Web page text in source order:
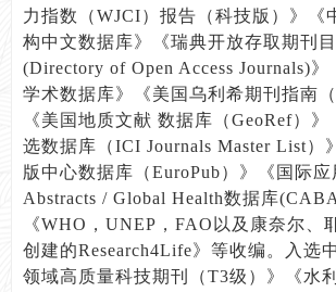
力指数（WJCI）报告（科技版）》《
构中文数据库》《瑞典开放存取期刊
(Directory of Open Access Journals)》
学术数据库》《美国乌利希期刊指南
《美国地质文献 数据库（GeoRef）
选数据库（ICI Journals Master List）
版中心数据库（EuroPub）》《国际
Abstracts / Global Health数据库
《WHO，UNEP，FAO以及康奈尔、
创建的Research4Life》等收编。入选
领域高质量科技期刊（T3级）》《水